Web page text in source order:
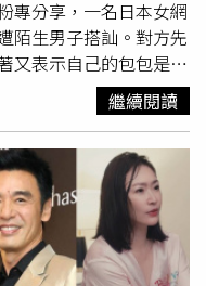
專分享，一名日本女網
陌生男子搭訕。對方先
又表示自己的包包是百
她相當錯愕，且之後又
而是有組織性的行動。
谷等地也傳出類似案
但若會說日文，可能
遊仍應提高警覺。消
銷、心靈課程
的搭訕手
，伺機行竊或詐騙，
過多接觸並盡快離開。
繼續閱讀